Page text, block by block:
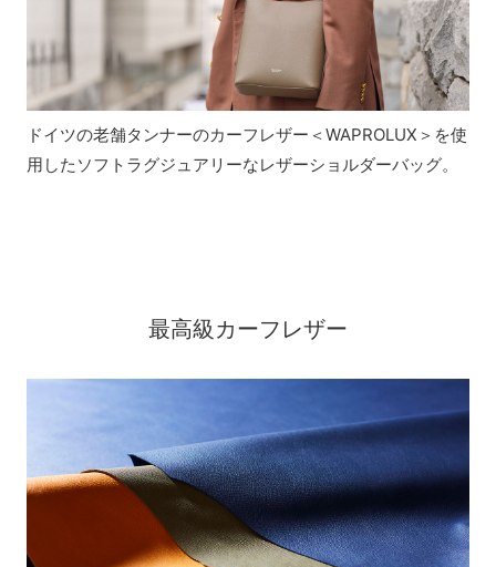
ドイツの老舗タンナーのカーフレザー＜WAPROLUX＞を使
用したソフトラグジュアリーなレザーショルダーバッグ。
最高級カーフレザー